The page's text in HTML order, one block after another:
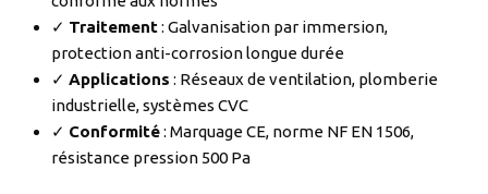
✓ Traitement: Galvanisation par immersion,
protection anti-corrosion longue durée
✓ Applications : Réseaux de ventilation, plomberie
industrielle, systèmes CVC
✓ Conformité: Marquage CE, norme NF EN 1506,
résistance pression 500 Pa